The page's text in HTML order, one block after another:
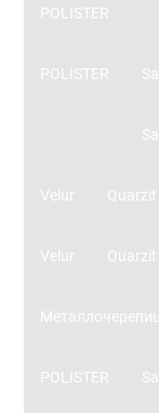
POLISTER
POLISTER
Velur
Velur
Quarzit
Quarzit
POLISTER